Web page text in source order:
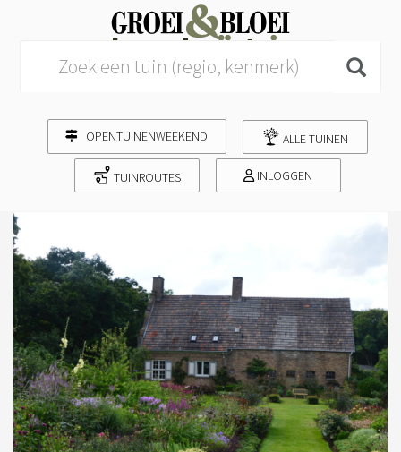
OPENTUINENWEEKEND ALLE TUINEN
TUINROUTES INLOGGEN